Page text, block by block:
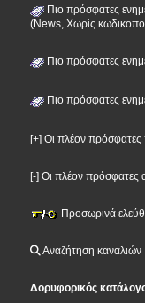
Πιο πρόσφατες
(News, Χωρίς
Πιο πρόσφατες
Πιο πρόσφατες
[+] Οι πλέον
[-] Οι πλέον πρόσφατες
Προσωρινά
Αναζήτηση καναλιών
Δορυφορικός